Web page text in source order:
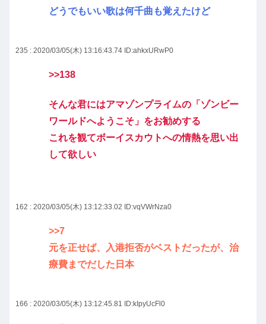
どうでもいい歌は何千曲も覚えたけど
235 : 2020/03/05(木) 13:16:43.74 ID:ahkxURwP0
>>138
そんな君にはアマゾンプライムの「ゾンビー
ワールドへようこそ」をお勧めする
これを観てボーイスカウトへの情熱を思い出
して欲しい
162 : 2020/03/05(木) 13:12:33.02 ID:vqVWrNza0
>>7
元を正せば、入港拒否がベストだったが、治
療費までだした日本
166 : 2020/03/05(木) 13:12:45.81 ID:kIpyUcFl0